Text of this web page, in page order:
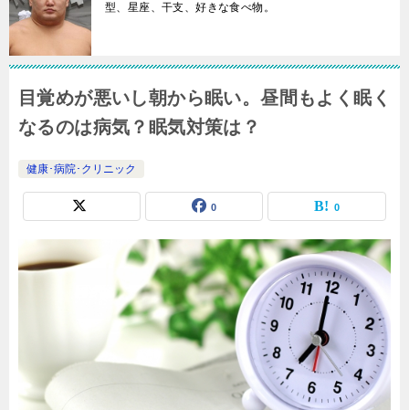
型、星座、干支、好きな食べ物。
目覚めが悪いし朝から眠い。昼間もよく眠く
なるのは病気？眠気対策は？
健康･病院･クリニック
0 0